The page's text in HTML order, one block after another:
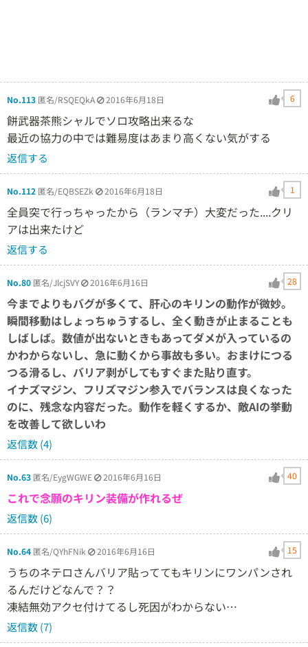
No.113 匿名/RSQEQkA 2016年6月18日 6
餅武器茶熊シャルでソロ攻略出来るな
最近の協力の中では難易度はあまり高くない気がする
返信する
No.112 匿名/EQBSEZk 2016年6月18日 1
全員突で行っちゃったから（ランマチ）大変だった....クリ
アは出来たけど
返信する
No.80 匿名/JlcjSVY 2016年6月16日 28
今までよりもバグが多くて、肝心のキリンの動作が微妙。
瞬間移動はしょっちゅうするし、全く動きが止まることも
しばしば。数値が出ないときもあってダメが入っているの
かわからないし、急に動くから事故も多い。おまけにつる
つる滑るし、バリア剥がしてもすぐまた貼り直す。
イナズマジン、フリズマジン参入でバランスは良くなった
のに、残念な内容だった。動作を軽くするか、敵AIの挙動
を改善して欲しいわ
返信数 (4)
No.63 匿名/EygWGWE 2016年6月16日 40
これで念願のキリン装備が作れるぜ
返信数 (6)
No.64 匿名/QYhFNik 2016年6月16日 15
うちのネテロさんバリア貼っててもキリンにワンパンされ
るんだけどなんで？？
凍結無効アクセ付けてるし死因がわからない…
返信数 (7)